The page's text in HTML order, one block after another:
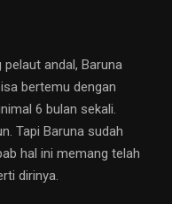
andal, Baruna
bertemu dengan
6 bulan sekali.
Tapi Baruna sudah
hal ini memang telah
dirinya.